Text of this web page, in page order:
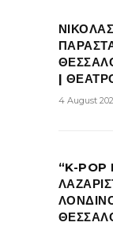
|
4 August
“K-